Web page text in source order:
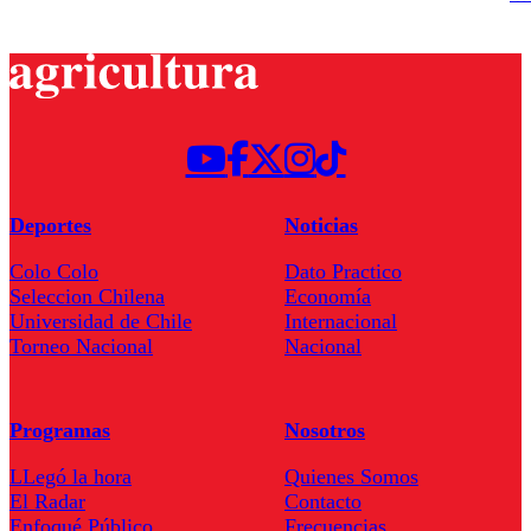
Deportes
Colo Colo
Seleccion Chilena
Universidad de Chile
Torneo Nacional
Noticias
Dato Practico
Economía
Internacional
Nacional
Programas
LLegó la hora
El Radar
Enfoqué Público
Nosotros
Quienes Somos
Contacto
Frecuencias